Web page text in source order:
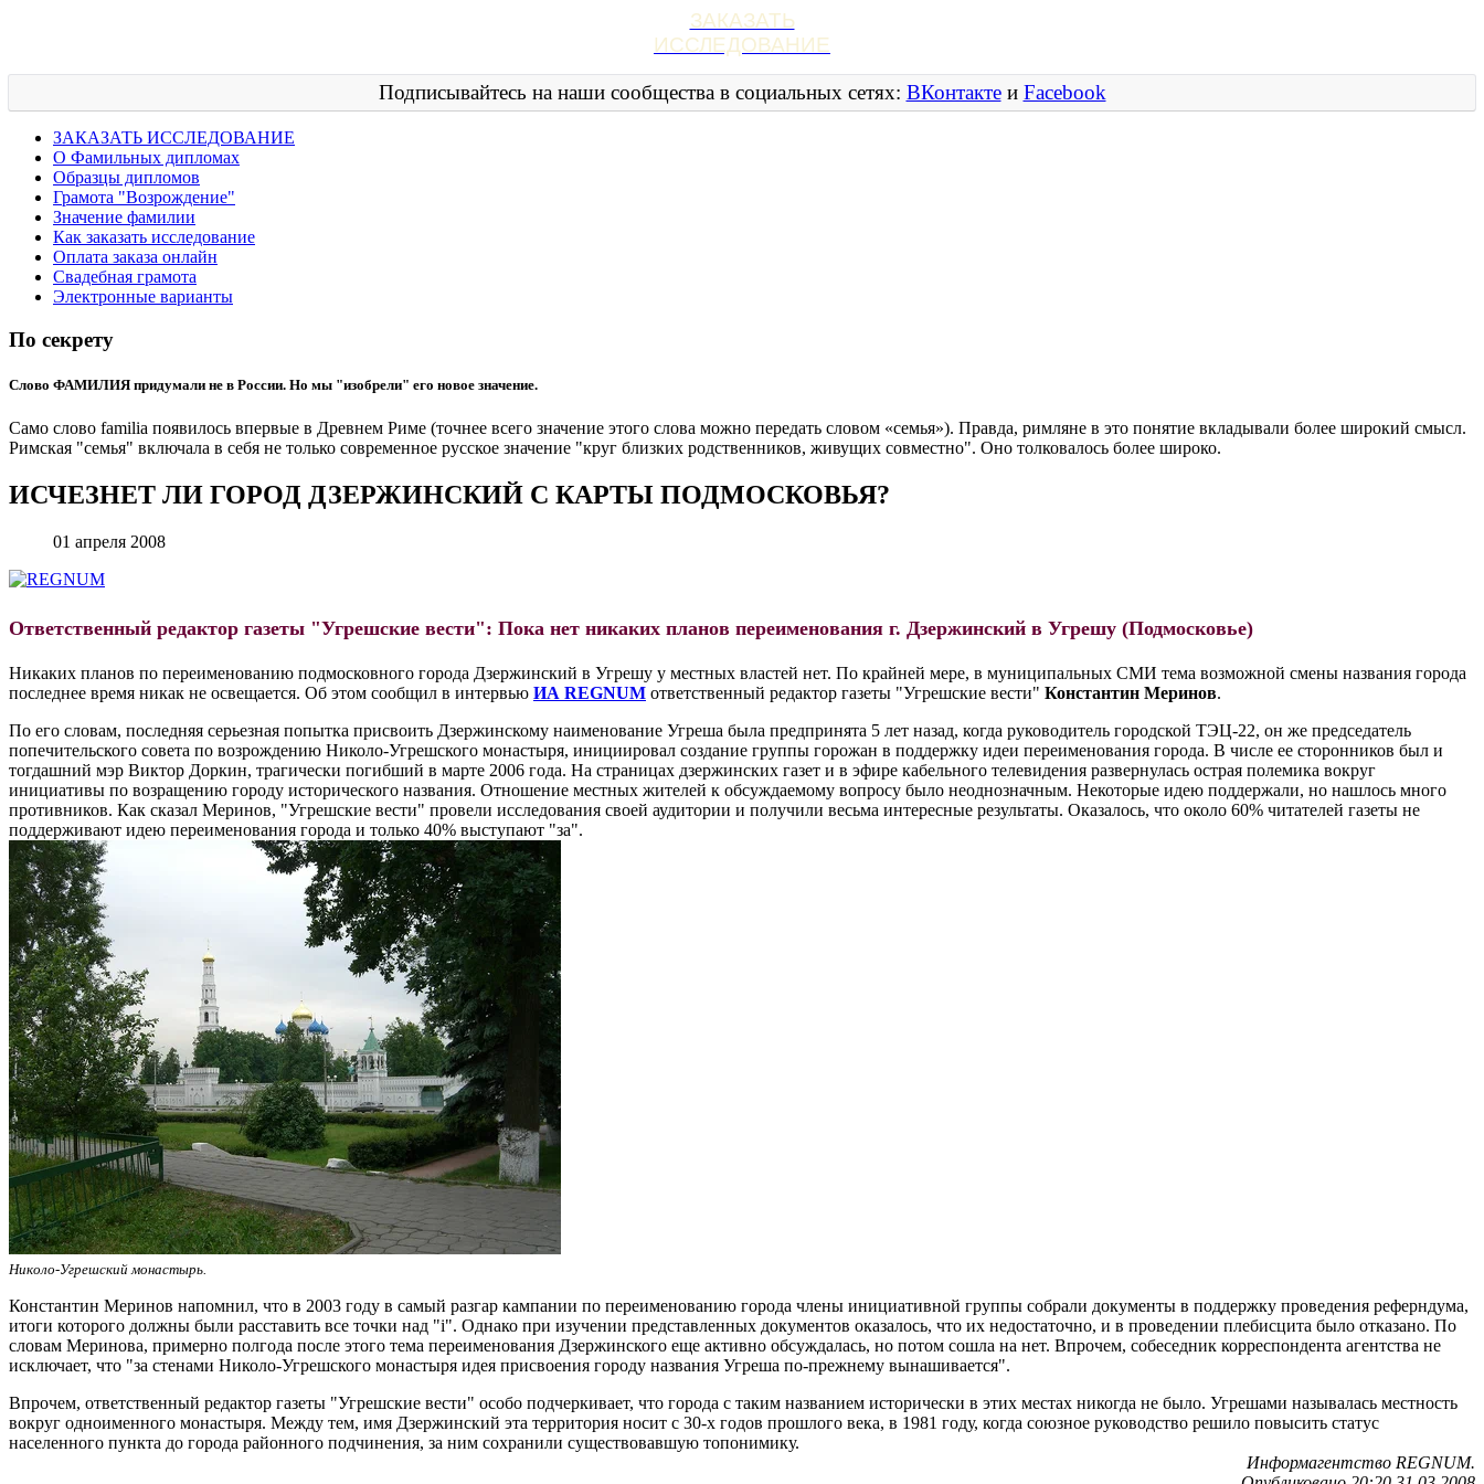
ЗАКАЗАТЬ
ИССЛЕДОВАНИЕ
Подписывайтесь на наши сообщества в социальных сетях: ВКонтактеи Facebook
ЗАКАЗАТЬ ИССЛЕДОВАНИЕ
О Фамильных дипломах
Образцы дипломов
Грамота "Возрождение"
Значение фамилии
Как заказать исследование
Оплата заказа онлайн
Свадебная грамота
Электронные варианты
По секрету
Слово ФАМИЛИЯ придумали не в России. Но мы "изобрели" его новое значение.
Само слово familia появилось впервые в Древнем Риме (точнее всего значение этого слова можно передать словом «семья»). Правда, римляне в это понятие вкладывали более широкий смысл.
Римская "семья" включала в себя не только современное русское значение "круг близких родственников, живущих совместно". Оно толковалось более широко.
ИСЧЕЗНЕТ ЛИ ГОРОД ДЗЕРЖИНСКИЙ С КАРТЫ ПОДМОСКОВЬЯ?
01 апреля 2008
Ответственный редактор газеты "Угрешские вести": Пока нет никаких планов переименования г. Дзержинский в Угрешу (Подмосковье)
Никаких планов по переименованию подмосковного города Дзержинский в Угрешу у местных властей нет. По крайней мере, в муниципальных СМИ тема возможной смены названия города
последнее время никак не освещается. Об этом сообщил в интервью ИА REGNUM ответственный редактор газеты "Угрешские вести" Константин Меринов.
По его словам, последняя серьезная попытка присвоить Дзержинскому наименование Угреша была предпринята 5 лет назад, когда руководитель городской ТЭЦ-22, он же председатель
попечительского совета по возрождению Николо-Угрешского монастыря, инициировал создание группы горожан в поддержку идеи переименования города. В числе ее сторонников был и
тогдашний мэр Виктор Доркин, трагически погибший в марте 2006 года. На страницах дзержинских газет и в эфире кабельного телевидения развернулась острая полемика вокруг
инициативы по возращению городу исторического названия. Отношение местных жителей к обсуждаемому вопросу было неоднозначным. Некоторые идею поддержали, но нашлось много
противников. Как сказал Меринов, "Угрешские вести" провели исследования своей аудитории и получили весьма интересные результаты. Оказалось, что около 60% читателей газеты не
поддерживают идею переименования города и только 40% выступают "за".
Николо-Угрешский монастырь.
Константин Меринов напомнил, что в 2003 году в самый разгар кампании по переименованию города члены инициативной группы собрали документы в поддержку проведения реферндума,
итоги которого должны были расставить все точки над "i". Однако при изучении представленных документов оказалось, что их недостаточно, и в проведении плебисцита было отказано. По
словам Меринова, примерно полгода после этого тема переименования Дзержинского еще активно обсуждалась, но потом сошла на нет. Впрочем, собеседник корреспондента агентства не
исключает, что "за стенами Николо-Угрешского монастыря идея присвоения городу названия Угреша по-прежнему вынашивается".
Впрочем, ответственный редактор газеты "Угрешские вести" особо подчеркивает, что города с таким названием исторически в этих местах никогда не было. Угрешами называлась местность
вокруг одноименного монастыря. Между тем, имя Дзержинский эта территория носит с 30-х годов прошлого века, в 1981 году, когда союзное руководство решило повысить статус
населенного пункта до города районного подчинения, за ним сохранили существовавшую топонимику.
Информагентство REGNUM.